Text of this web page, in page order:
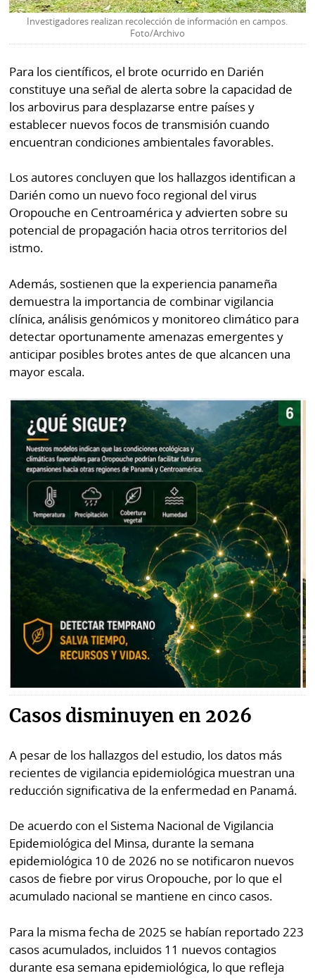
Investigadores realizan recolección de información en campos.
Foto/Archivo
Para los científicos, el brote ocurrido en Darién
constituye una señal de alerta sobre la capacidad de
los arbovirus para desplazarse entre países y
establecer nuevos focos de transmisión cuando
encuentran condiciones ambientales favorables.
Los autores concluyen que los hallazgos identifican a
Darién como un nuevo foco regional del virus
Oropouche en Centroamérica y advierten sobre su
potencial de propagación hacia otros territorios del
istmo.
Además, sostienen que la experiencia panameña
demuestra la importancia de combinar vigilancia
clínica, análisis genómicos y monitoreo climático para
detectar oportunamente amenazas emergentes y
anticipar posibles brotes antes de que alcancen una
mayor escala.
Casos disminuyen en 2026
A pesar de los hallazgos del estudio, los datos más
recientes de vigilancia epidemiológica muestran una
reducción significativa de la enfermedad en Panamá.
De acuerdo con el Sistema Nacional de Vigilancia
Epidemiológica del Minsa, durante la semana
epidemiológica 10 de 2026 no se notificaron nuevos
casos de fiebre por virus Oropouche, por lo que el
acumulado nacional se mantiene en cinco casos.
Para la misma fecha de 2025 se habían reportado 223
casos acumulados, incluidos 11 nuevos contagios
durante esa semana epidemiológica, lo que refleja